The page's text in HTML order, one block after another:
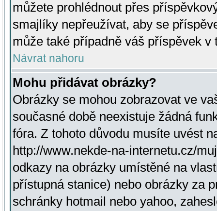
můžete prohlédnout přes
smajlíky nepřeužívat, aby se
může také případně váš příspěvek v
Návrat nahoru
Mohu přidávat obrázky?
Obrázky se mohou zobrazovat ve
současné době neexistuje žádná
fóra. Z tohoto důvodu musíte uvést
http://www.nekde-na-internetu.cz/
odkazy na obrázky umístěné na
přístupná stanice) nebo obrázky za
schránky hotmail nebo yahoo,